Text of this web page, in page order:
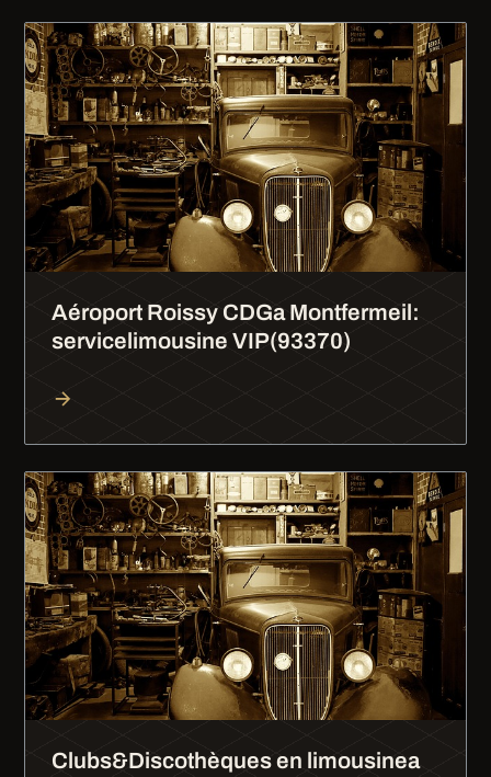
Aéroport Roissy CDGa Montfermeil:
servicelimousine VIP(93370)
Clubs&Discothèques en limousinea